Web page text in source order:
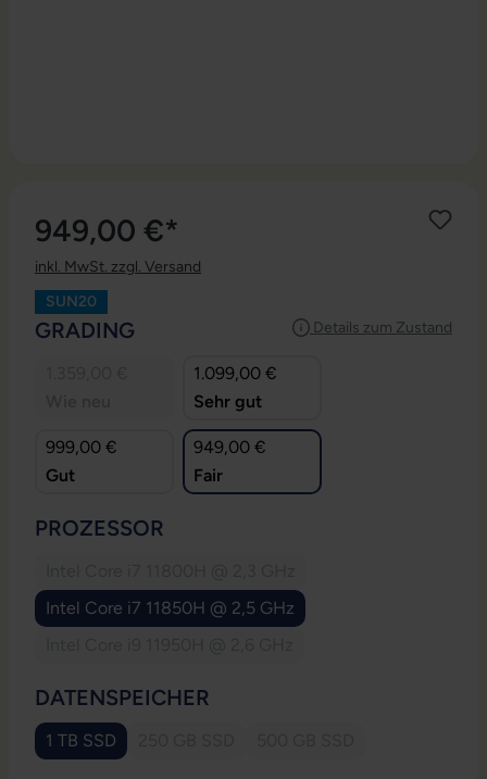
949,00 €*
inkl. MwSt. zzgl. Versand
SUN20
Details zum Zustand
GRADING
1.099,00 €
Sehr gut
999,00 €
Gut
949,00 €
Fair
PROZESSOR
Intel Core i7 11850H @ 2,5 GHz
DATENSPEICHER
1 TB SSD